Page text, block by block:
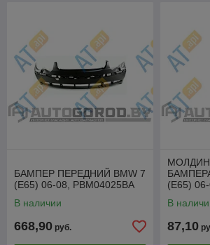
БАМПЕР ПЕРЕДНИЙ BMW 7
(E65) 06-08, PBM04025BA
В наличии
668,90 руб.
(E65)
В
87,10